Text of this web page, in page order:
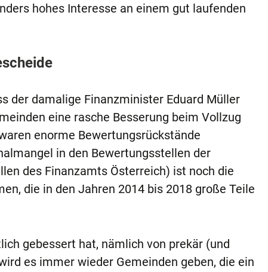
hohes Interesse an einem gut laufenden
der damalige Finanzminister Eduard Müller
eine rasche Besserung beim Vollzug
enorme Bewertungsrückstände
in den Bewertungsstellen der
des Finanzamts Österreich) ist noch die
die in den Jahren 2014 bis 2018 große Teile
gebessert hat, nämlich von prekär (und
es immer wieder Gemeinden geben, die ein